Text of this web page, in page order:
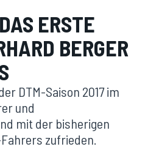
ERSTE
BERGER
DTM-Saison 2017 im
und
mit der bisherigen
zufrieden.